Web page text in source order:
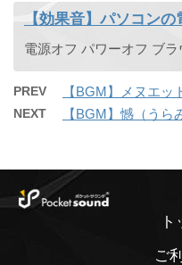
【効果音】パソコン
電源オフ パワーオフ ブ
PREV 【BGM】メヌエッ
NEXT 【BGM】憾（うら
ご